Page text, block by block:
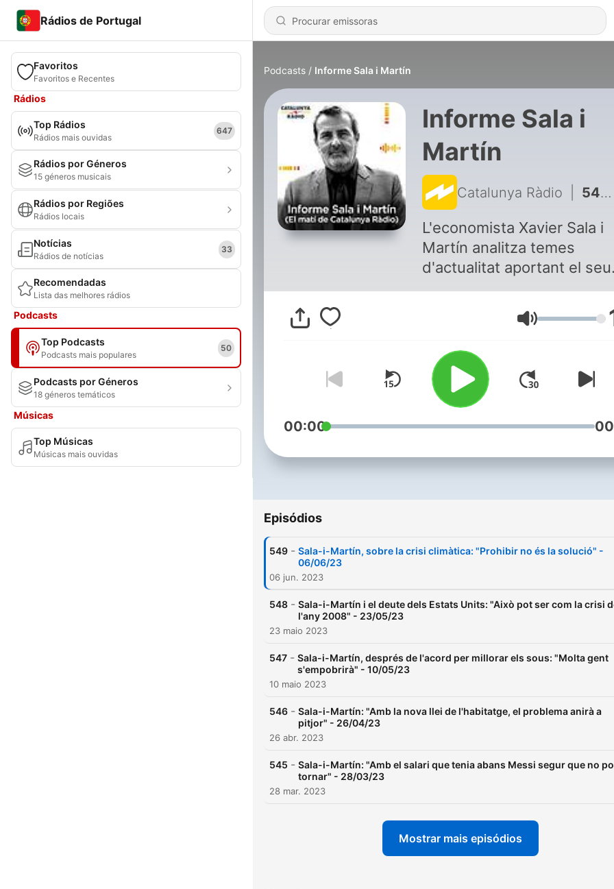
Rádios de Portugal
Favoritos
Favoritos e Recentes
Rádios
Top Rádios
Rádios mais ouvidas
647
Rádios por Géneros
15 géneros musicais
Rádios por Regiões
Rádios locais
Notícias
Rádios de notícias
33
Recomendadas
Lista das melhores rádios
Podcasts
Top Podcasts
Podcasts mais populares
50
Podcasts por Géneros
18 géneros temáticos
Músicas
Top Músicas
Músicas mais ouvidas
Podcasts Informe Sala i Martín
Informe Sala i
Martín
Catalunya Ràdio 549 - Sala-i-Martín, sobre la crisi climàtica: "Prohibir no és la solució" - 06/06/23
L'economista Xavier Sala i
Martín analitza temes
d'actualitat aportant el seu
punt de vista expert per
exposar, de manera
les claus econòmiques que
influeixen en les nostres
quotidianes
Volume
00:00
Episódios
549 - Sala-i-Martín, sobre la crisi climàtica: "Prohibir no és la solució" -
06/06/23
06 jun. 2023
548 - Sala-i-Martín i el deute dels Estats Units: "Això pot ser com la crisi
l'any 2008" - 23/05/23
23 maio 2023
547 - Sala-i-Martín, després de l'acord per millorar els sous: "Molta gent
s'empobrirà" - 10/05/23
10 maio 2023
546 - Sala-i-Martín: "Amb la nova llei de l'habitatge, el problema anirà a
pitjor" - 26/04/23
26 abr. 2023
545 - Sala-i-Martín: "Amb el salari que tenia abans Messi segur que no
tornar" - 28/03/23
28 mar. 2023
Mostrar mais episódios